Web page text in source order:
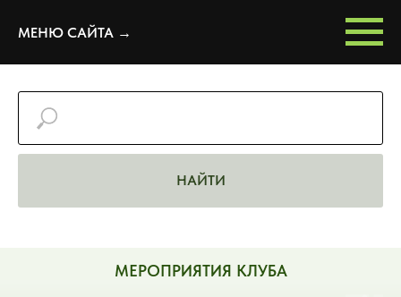
МЕНЮ САЙТА →
НАЙТИ
МЕРОПРИЯТИЯ КЛУБА